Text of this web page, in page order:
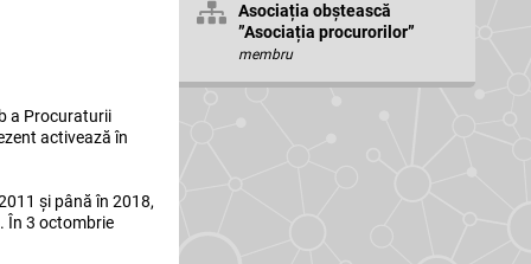
a Procuraturii
activează în
și până în 2018,
În 3 octombrie
Asociația obștească
”Asociația procurorilor”
membru